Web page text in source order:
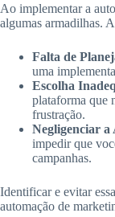
Ao implementar a
algumas armadilhas.
Falta de
uma
Escolha
plataforma que
frustração.
Negligenciar a
impedir que
campanhas.
Identificar e evitar
automação de